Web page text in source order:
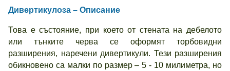
Дивертикулоза – Описание
Това е състояние, при което от стената на дебелото
или тънките черва се оформят торбовидни
разширения, наречени дивертикули. Тези разширения
обикновено са малки по размер – 5 - 10 милиметра, но